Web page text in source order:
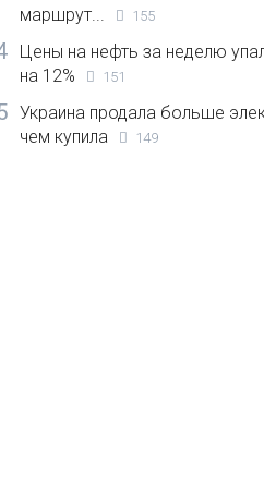
маршрут...
155
Цены на нефть за неделю
на 12%
151
Украина продала больше
чем купила
149